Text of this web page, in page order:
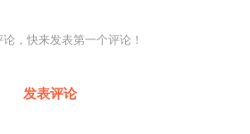
，快来发表第一个评论！
发表评论